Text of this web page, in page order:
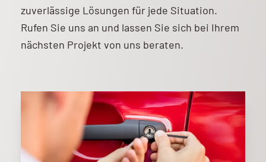
zuverlässige Lösungen für jede Situation.
Rufen Sie uns an und lassen Sie sich bei Ihrem
nächsten Projekt von uns beraten.